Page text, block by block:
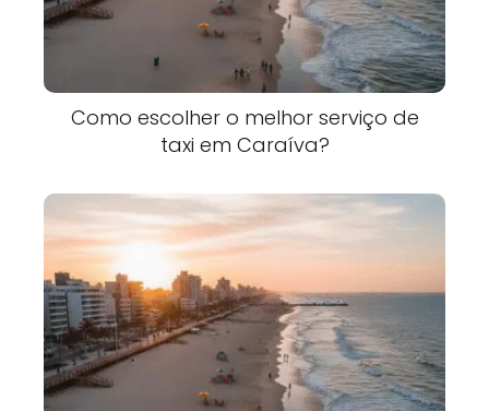
Como escolher o melhor serviço de
taxi em Caraíva?